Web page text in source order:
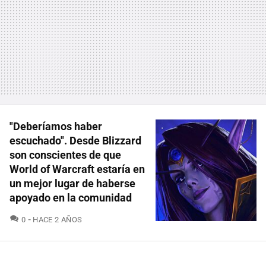
"Deberíamos haber
escuchado". Desde Blizzard
son conscientes de que
World of Warcraft estaría en
un mejor lugar de haberse
apoyado en la comunidad
0 COMENTARIOS
HACE 2 AÑOS